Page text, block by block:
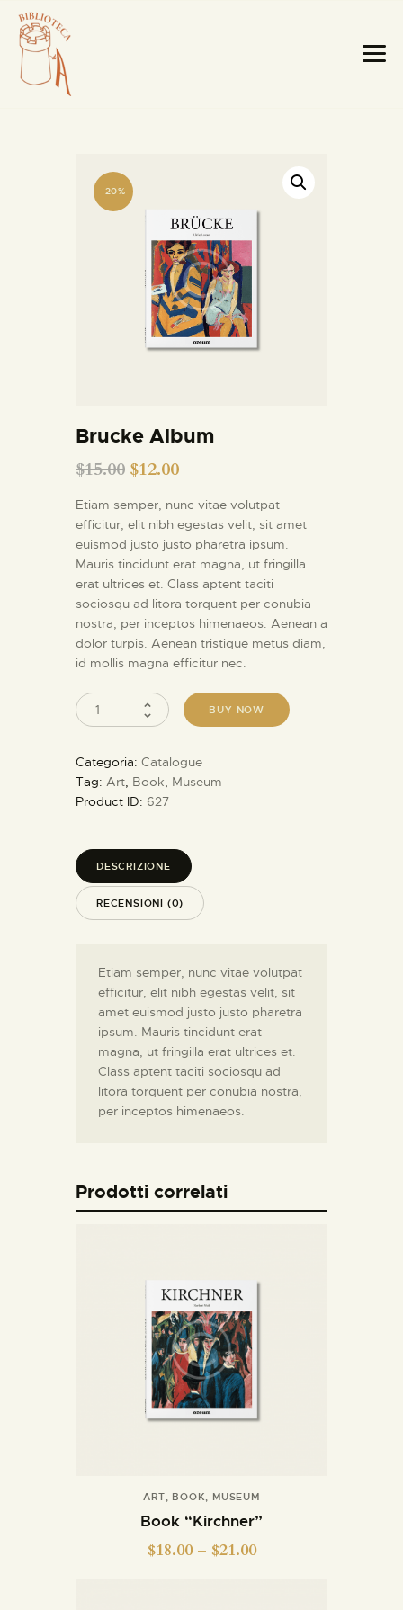
HOME PAGE
LA BIBLIOTECA
TESTI RARI
MOBILI E OGGETTI
MAPPE E CABREI
NOTIZIE ED EVENTI
CONTATTI
-20%
Brucke Album
$15.00 $12.00
Etiam semper, nunc vitae volutpat
efficitur, elit nibh egestas velit, sit amet
euismod justo justo pharetra ipsum.
Mauris tincidunt erat magna, ut fringilla
erat ultrices et. Class aptent taciti
sociosqu ad litora torquent per conubia
nostra, per inceptos himenaeos. Aenean a
dolor turpis. Aenean tristique metus diam,
id mollis magna efficitur nec.
BUY NOW
Categoria: Catalogue
Tag: Art, Book, Museum
Product ID: 627
DESCRIZIONE
RECENSIONI (0)
Etiam semper, nunc vitae volutpat
efficitur, elit nibh egestas velit, sit
amet euismod justo justo pharetra
ipsum. Mauris tincidunt erat
magna, ut fringilla erat ultrices et.
Class aptent taciti sociosqu ad
litora torquent per conubia nostra,
per inceptos himenaeos.
Prodotti correlati
ART, BOOK, MUSEUM
Book “Kirchner”
$18.00– $21.00